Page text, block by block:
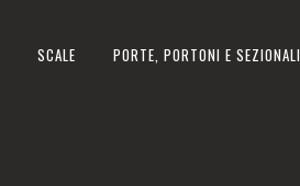
SCALE PORTE, PORTONI E SEZIONALI